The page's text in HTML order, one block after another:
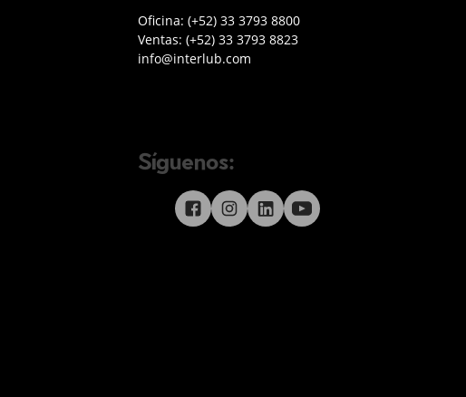
Oficina: Teléfono oficina Guadalajara
(+52) 33 3793 8800
Ventas: Teléfono ventas
(+52) 33 3793 8823
Enviar correo a Interlub
info@interlub.com
Síguenos:
Síguenos en redes sociales